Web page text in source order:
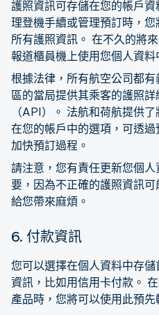
護照資訊可存儲在您的帳戶
理登機手續或管理預訂時，
所有護照資訊。 在不久的將
報道櫃員機上使用您個人資料
根據法律，所有航空公司都
區的當局提供其乘客的護照
（API）。 法航和荷航提供
在您的帳戶中的選項，可透
加快預訂過程。
請注意，您有責任更新您個
要，因為不正確的護照資訊
給您帶來麻煩。
6. 付款資訊
您可以選擇在個人資料中存
資訊，比如用信用卡付款。
產品時，您將可以使用此預先